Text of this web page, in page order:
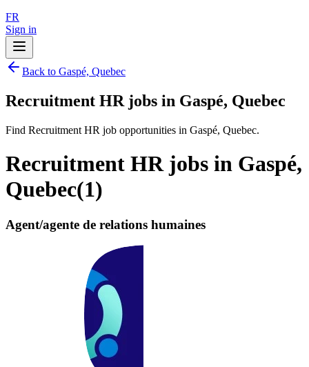
FR
Sign in
Back to Gaspé, Quebec
Recruitment HR jobs in Gaspé, Quebec
Find Recruitment HR job opportunities in Gaspé, Quebec.
Recruitment HR jobs in Gaspé,
Quebec(1)
Agent/agente de relations humaines